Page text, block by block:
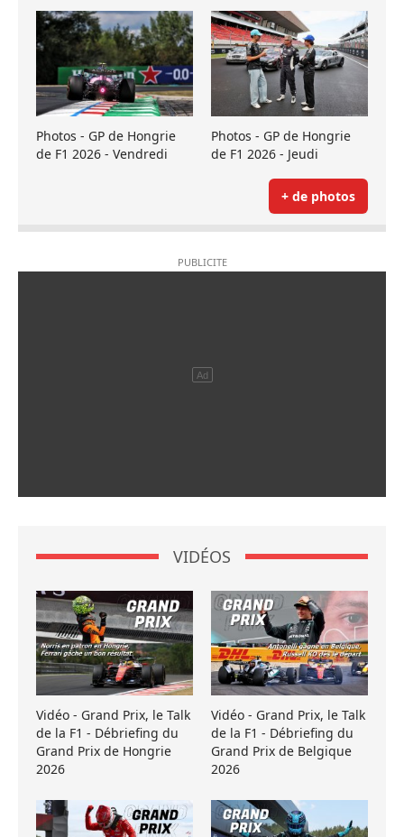
Photos - GP de Hongrie
de F1 2026 - Vendredi
Photos - GP de Hongrie
de F1 2026 - Jeudi
+ de photos
VIDÉOS
Vidéo - Grand Prix, le Talk
de la F1 - Débriefing du
Grand Prix de Hongrie
2026
Vidéo - Grand Prix, le Talk
de la F1 - Débriefing du
Grand Prix de Belgique
2026